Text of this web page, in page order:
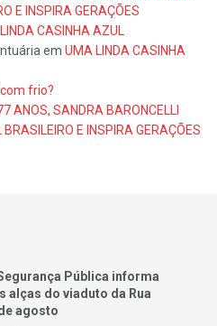
E INSPIRA GERAÇÕES
CASINHA AZUL
em UMA LINDA CASINHA
frio?
ANOS, SANDRA BARONCELLI
E INSPIRA GERAÇÕES
Pública informa
alças do viaduto da Rua
agosto